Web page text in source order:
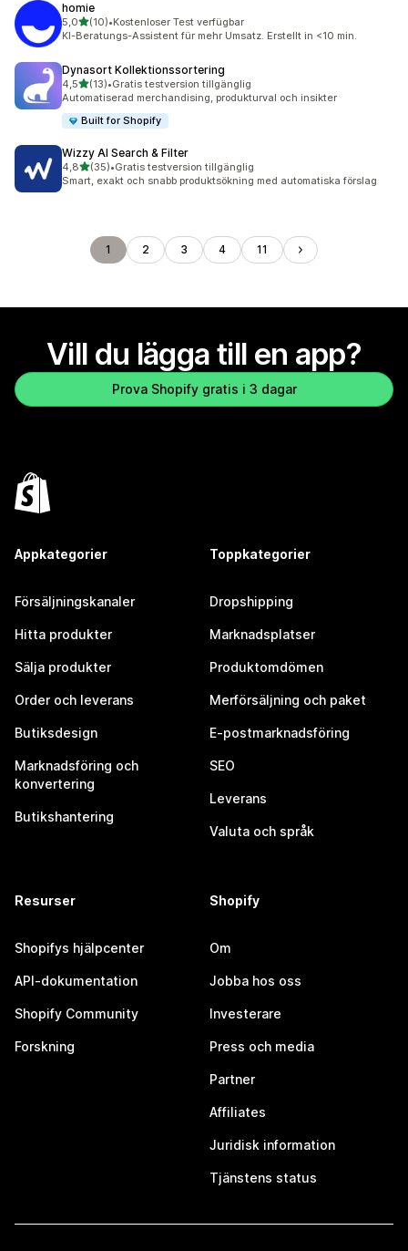
homie
5,0av 5 stjärnor
(10)
10 recensioner totalt
•Kostenloser Test verfügbar
KI-Beratungs-Assistent für mehr Umsatz. Erstellt in <10 min.
Dynasort Kollektionssortering
4,5av 5 stjärnor
(13)
13 recensioner totalt
•Gratis testversion tillgänglig
Automatiserad merchandising, produkturval och insikter
Built for Shopify
Wizzy AI Search & Filter
4,8av 5 stjärnor
(35)
35 recensioner totalt
•Gratis testversion tillgänglig
Smart, exakt och snabb produktsökning med automatiska förslag
1 2 3 4 11
Vill du lägga till en app?
Prova Shopify gratis i 3 dagar
Appkategorier
Försäljningskanaler
Hitta produkter
Sälja produkter
Order och leverans
Butiksdesign
Marknadsföring och
konvertering
Butikshantering
Toppkategorier
Dropshipping
Marknadsplatser
Produktomdömen
Merförsäljning och paket
E-postmarknadsföring
SEO
Leverans
Valuta och språk
Resurser
Shopifys hjälpcenter
API-dokumentation
Shopify Community
Forskning
Shopify
Om
Jobba hos oss
Investerare
Press och media
Partner
Affiliates
Juridisk information
Tjänstens status